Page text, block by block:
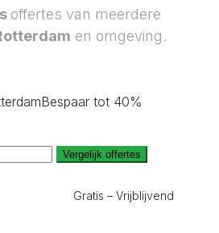
offertes van meerdere
en omgeving.
Bespaar tot 40%
Vergelijk offertes
Gratis – Vrijblijvend